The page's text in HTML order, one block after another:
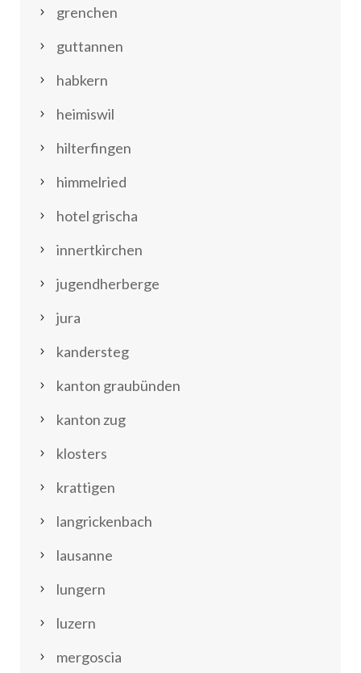
grenchen
guttannen
habkern
heimiswil
hilterfingen
himmelried
hotel grischa
innertkirchen
jugendherberge
jura
kandersteg
kanton graubünden
kanton zug
klosters
krattigen
langrickenbach
lausanne
lungern
luzern
mergoscia